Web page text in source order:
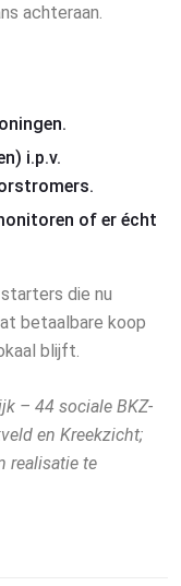
achteraan.
i.p.v.
of er écht
die nu
betaalbare koop
blijft.
– 44 sociale BKZ-
en Kreekzicht;
realisatie te